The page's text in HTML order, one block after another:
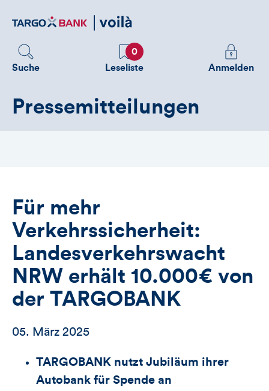
zum
Suche
Favoriten
0
Leseliste
Melden
Sie
Anmelden
Pressemitteilungen
Für mehr
Verkehrssicherheit:
Landesverkehrswacht
NRW erhält 10.000€ von
der TARGOBANK
05. März 2025
TARGOBANK nutzt Jubiläum ihrer
Autobank für Spende an